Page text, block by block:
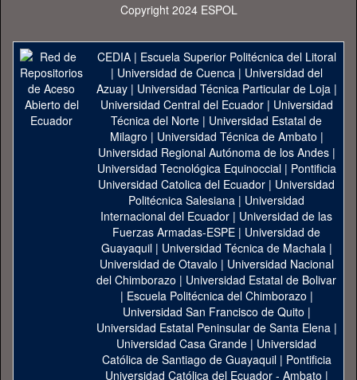
Copyright 2024 ESPOL
CEDIA| Escuela Superior Politécnica del Litoral
| Universidad de Cuenca| Universidad del
Azuay| Universidad Técnica Particular de Loja|
Universidad Central del Ecuador| Universidad
Técnica del Norte | Universidad Estatal de
Milagro | Universidad Técnica de Ambato |
Universidad Regional Autónoma de los Andes|
Universidad Tecnológica Equinoccial| Pontificia
Universidad Catolica del Ecuador | Universidad
Politécnica Salesiana | Universidad
Internacional del Ecuador | Universidad de las
Fuerzas Armadas-ESPE | Universidad de
Guayaquil| Universidad Técnica de Machala|
Universidad de Otavalo | Universidad Nacional
del Chimborazo | Universidad Estatal de Bolivar
| Escuela Politécnica del Chimborazo |
Universidad San Francisco de Quito |
Universidad Estatal Peninsular de Santa Elena|
Universidad Casa Grande | Universidad
Católica de Santiago de Guayaquil| Pontificia
Universidad Católica del Ecuador - Ambato |